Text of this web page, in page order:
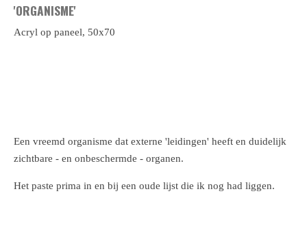
'ORGANISME'
Acryl op paneel, 50x70
Een vreemd organisme dat externe 'leidingen' heeft en duidelijk
zichtbare - en onbeschermde - organen.
Het paste prima in en bij een oude lijst die ik nog had liggen.